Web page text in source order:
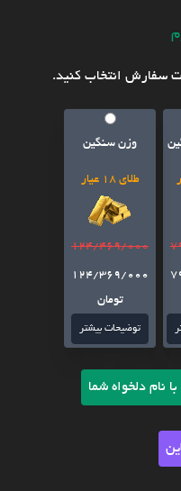
سفارش انتخاب کنید.
وزن سنگین
طلای 18 عیار
124/469/000
124/369/000
تومان
توضیحات بیشتر
دلخواه شما